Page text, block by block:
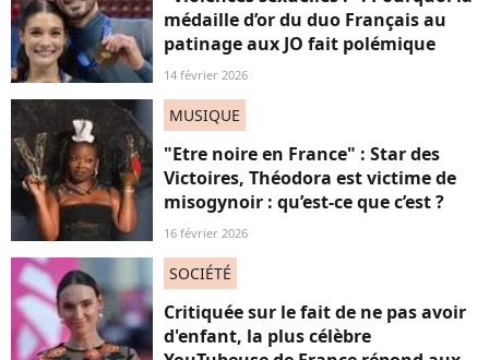
médaille d’or du duo Français au
patinage aux JO fait polémique
14 février 2026
MUSIQUE
"Etre noire en France" : Star des
Victoires, Théodora est victime de
misogynoir : qu’est-ce que c’est ?
16 février 2026
SOCIÉTÉ
Critiquée sur le fait de ne pas avoir
d'enfant, la plus célèbre